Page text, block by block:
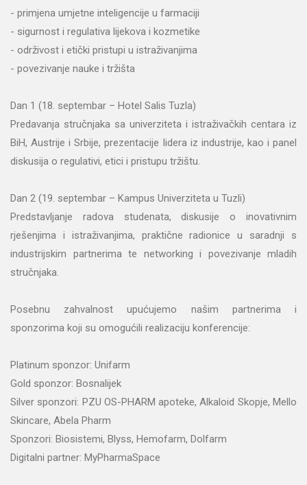
- primjena umjetne inteligencije u farmaciji
- sigurnost i regulativa lijekova i kozmetike
- održivost i etički pristupi u istraživanjima
- povezivanje nauke i tržišta
Dan 1 (18. septembar – Hotel Salis Tuzla)
Predavanja stručnjaka sa univerziteta i istraživačkih centara iz
BiH, Austrije i Srbije, prezentacije lidera iz industrije, kao i panel
diskusija o regulativi, etici i pristupu tržištu.
Dan 2 (19. septembar – Kampus Univerziteta u Tuzli)
Predstavljanje radova studenata, diskusije o inovativnim
rješenjima i istraživanjima, praktične radionice u saradnji s
industrijskim partnerima te networking i povezivanje mladih
stručnjaka.
Posebnu zahvalnost upućujemo našim partnerima i
sponzorima koji su omogućili realizaciju konferencije:
Platinum sponzor: Unifarm
Gold sponzor: Bosnalijek
Silver sponzori: PZU OS-PHARM apoteke, Alkaloid Skopje, Mello
Skincare, Abela Pharm
Sponzori: Biosistemi, Blyss, Hemofarm, Dolfarm
Digitalni partner: MyPharmaSpace